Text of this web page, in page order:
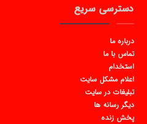
دسترسی سریع
درباره ما
تماس با ما
استخدام
اعلام مشکل سایت
تبلیغات در سایت
دیگر رسانه ها
پخش زنده